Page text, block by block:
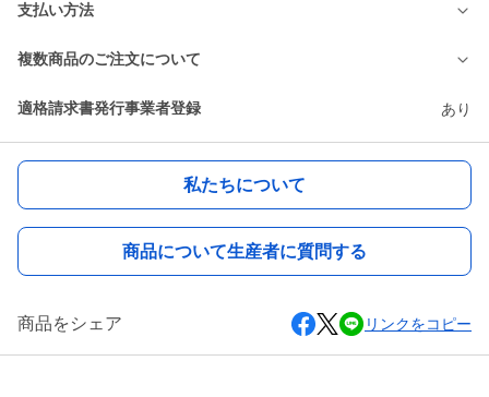
支払い方法
複数商品のご注文について
適格請求書発行事業者登録 あり
私たちについて
商品について生産者に質問する
商品をシェア リンクをコピー